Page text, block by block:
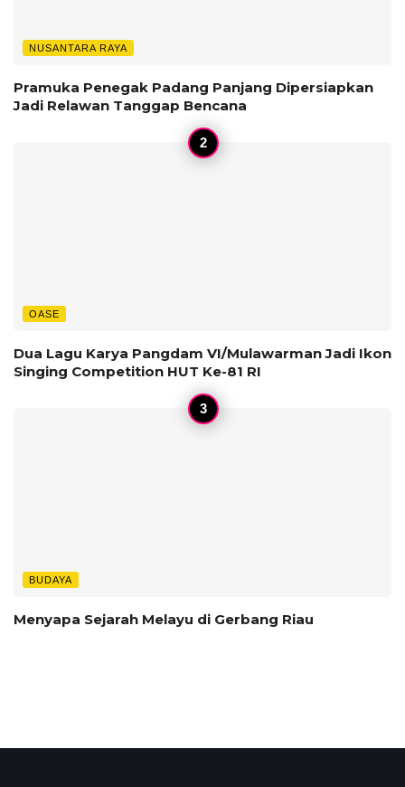
NUSANTARA RAYA
Pramuka Penegak Padang Panjang Dipersiapkan
Jadi Relawan Tanggap Bencana
OASE
Dua Lagu Karya Pangdam VI/Mulawarman Jadi Ikon
Singing Competition HUT Ke-81 RI
BUDAYA
Menyapa Sejarah Melayu di Gerbang Riau